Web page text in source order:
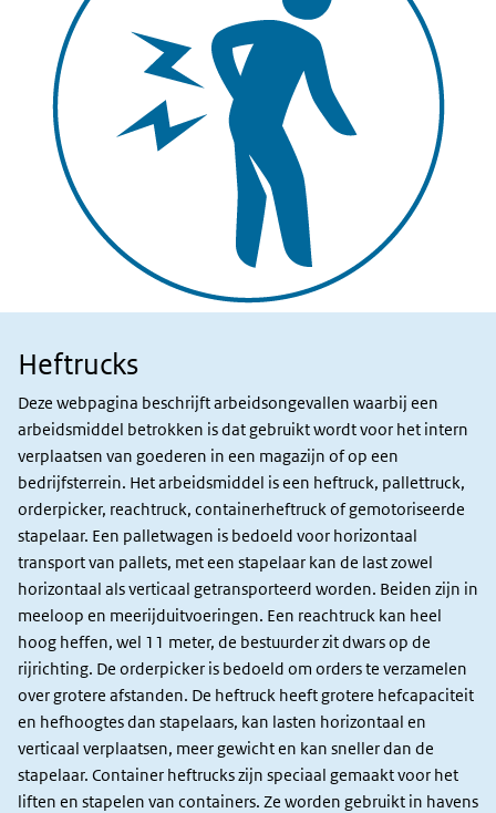
Heftrucks
Deze webpagina beschrijft arbeidsongevallen waarbij een
arbeidsmiddel betrokken is dat gebruikt wordt voor het intern
verplaatsen van goederen in een magazijn of op een
bedrijfsterrein. Het arbeidsmiddel is een heftruck, pallettruck,
orderpicker, reachtruck, containerheftruck of gemotoriseerde
stapelaar. Een palletwagen is bedoeld voor horizontaal
transport van pallets, met een stapelaar kan de last zowel
horizontaal als verticaal getransporteerd worden. Beiden zijn in
meeloop en meerijduitvoeringen. Een reachtruck kan heel
hoog heffen, wel 11 meter, de bestuurder zit dwars op de
rijrichting. De orderpicker is bedoeld om orders te verzamelen
over grotere afstanden. De heftruck heeft grotere hefcapaciteit
en hefhoogtes dan stapelaars, kan lasten horizontaal en
verticaal verplaatsen, meer gewicht en kan sneller dan de
stapelaar. Container heftrucks zijn speciaal gemaakt voor het
liften en stapelen van containers. Ze worden gebruikt in havens